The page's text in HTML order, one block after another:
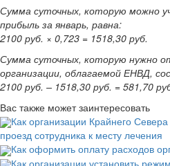
Сумма суточных, которую можно
прибыль за январь, равна:
2100 руб. × 0,723 = 1518,30 руб.
Сумма суточных, которую нужно
организации, облагаемой ЕНВД,
2100 руб. – 1518,30 руб. = 581,70
Вас также может заинтересовать
Как организации Крайнего
проезд сотрудника к месту лечения
Как оформить оплату расходов
Как организации установить